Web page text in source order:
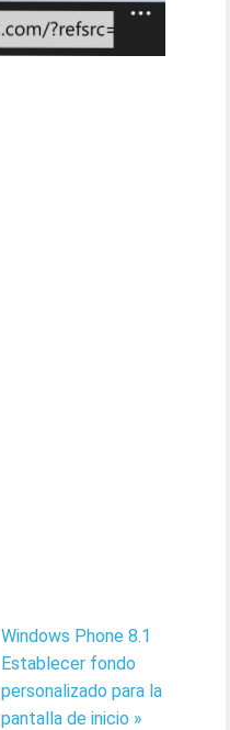
Windows Phone 8.1
Establecer fondo
personalizado para la
pantalla de inicio »